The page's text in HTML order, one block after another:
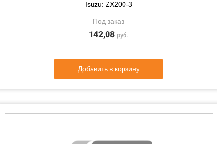
Isuzu: ZX200-3
Под заказ
142,08 руб.
Добавить в корзину